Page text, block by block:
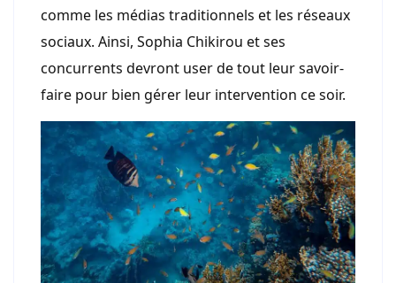
comme les médias traditionnels et les réseaux
sociaux. Ainsi, Sophia Chikirou et ses
concurrents devront user de tout leur savoir-
faire pour bien gérer leur intervention ce soir.